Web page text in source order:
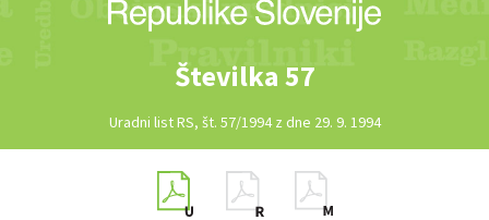
Številka 57
Uradni list RS, št. 57/1994 z dne 29. 9. 1994